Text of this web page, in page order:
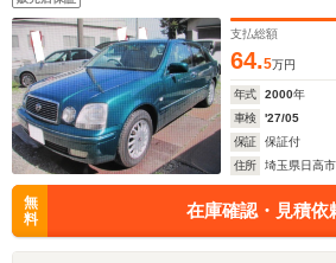
支払総額
64.5万円
年式 2000年
車検
'27/05
保証
保証付
住所
埼玉県日高市
無
料
在庫確認・見積依